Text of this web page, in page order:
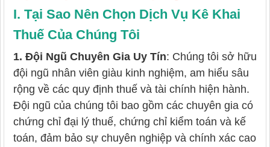
I. Tại Sao Nên Chọn Dịch Vụ Kê Khai
Thuế Của Chúng Tôi
1. Đội Ngũ Chuyên Gia Uy Tín: Chúng tôi sở hữu
đội ngũ nhân viên giàu kinh nghiệm, am hiểu sâu
rộng về các quy định thuế và tài chính hiện hành.
Đội ngũ của chúng tôi bao gồm các chuyên gia có
chứng chỉ đại lý thuế, chứng chỉ kiểm toán và kế
toán, đảm bảo sự chuyên nghiệp và chính xác cao